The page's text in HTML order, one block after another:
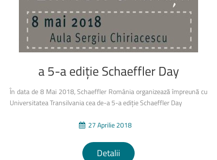
a5-aediție Schaeffler Day
În data de 8 Mai 2018, Schaeffler România organizează împreună cu
Universitatea Transilvania cea de-a 5-a ediție Schaeffler Day
27 Aprilie 2018
Detalii